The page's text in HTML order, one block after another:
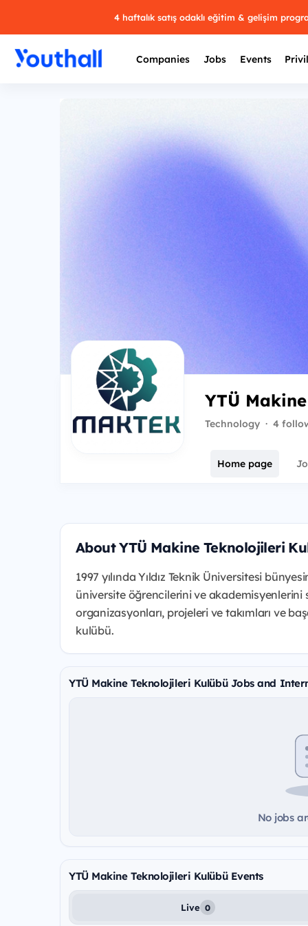
4 haftalık satış odaklı eğitim & gelişim
Companies Jobs Events
YTÜ
Technology · 4
Home page
About YTÜ Makine Teknolojileri
1997 yılında Yıldız Teknik Üniversitesi
üniversite öğrencilerini ve
organizasyonları, projeleri ve takımları ve
kulübü.
YTÜ Makine Teknolojileri Kulübü Jobs and
No jobs
YTÜ Makine Teknolojileri Kulübü Events
Live 0